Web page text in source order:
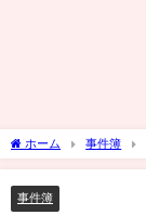
ホーム 事件簿
ロナ】
事件簿